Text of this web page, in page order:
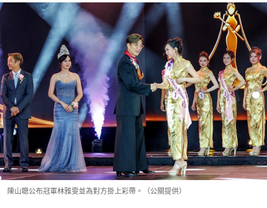
陳山聰公布冠軍林雅雯並為對方掛上彩帶。（公關提供）